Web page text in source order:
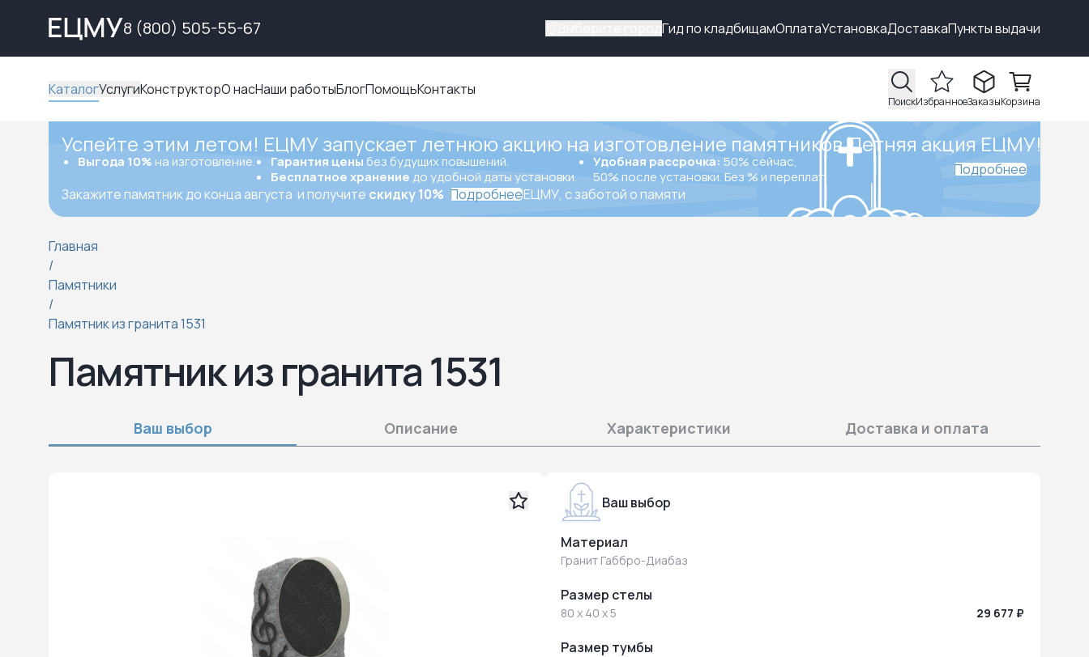
8 (800) 505-55-67 Гид по кладбищамОплатаУстановкаДоставкаПункты выдачи
КаталогУслугиКонструкторО насНаши работыБлогПомощьКонтакты
ПоискИзбранноеЗаказыКорзина
Успейте этим летом! ЕЦМУ запускает летнюю акцию на изготовление памятников.Летняя акция ЕЦМУ!
Выгода 10% на изготовление. Гарантия цены без будущих повышений.
Бесплатное хранение до удобной даты установки.
Удобная рассрочка: 50% сейчас,
50% после установки. Без % и переплат.
Закажите памятник до конца августа и получите скидку 10% ПодробнееЕЦМУ, с заботой о памяти
Подробнее
Главная
/
Памятники
/
Памятник из гранита 1531
Памятник из гранита 1531
Ваш выбор Описание Характеристики Доставка и оплата
Ваш выбор
Материал
Гранит Габбро-Диабаз
Размер стелы
80 x 40 x 5 29 677 ₽
Размер тумбы